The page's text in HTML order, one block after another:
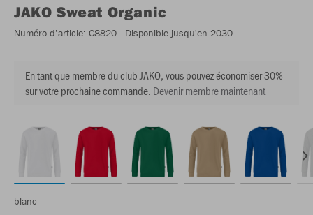
JAKO Sweat Organic
Numéro d’article: C8820 - Disponible jusqu'en 2030
En tant que membre du club JAKO, vous pouvez économiser 30%
sur votre prochaine commande. Devenir membre maintenant
blanc